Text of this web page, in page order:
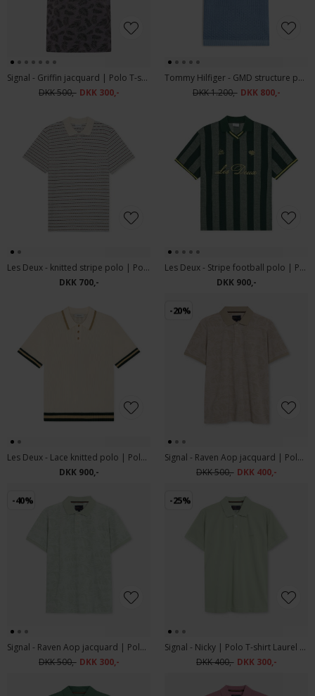
Signal - Griffin jacquard | Polo T-shirt Shadow Grey
DKK 500,- DKK 300,-
Tommy Hilfiger - GMD structure polo | Polo T-shirt Brisk Blue
DKK 1.200,- DKK 800,-
Les Deux - knitted stripe polo | Polo T-shirt Eggnog White
DKK 700,-
Les Deux - Stripe football polo | Polo T-shirt Pine Green
DKK 900,-
Les Deux - Lace knitted polo | Polo T-shirt Eggnog White
DKK 900,-
-20%
Signal - Raven Aop jacquard | Polo T-shirt Warm Beige
DKK 500,- DKK 400,-
-40%
Signal - Raven Aop jacquard | Polo T-shirt Laurel Green
DKK 500,- DKK 300,-
-25%
Signal - Nicky | Polo T-shirt Laurel Green
DKK 400,- DKK 300,-